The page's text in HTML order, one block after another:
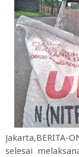
Jakarta,BERITA-
selesai